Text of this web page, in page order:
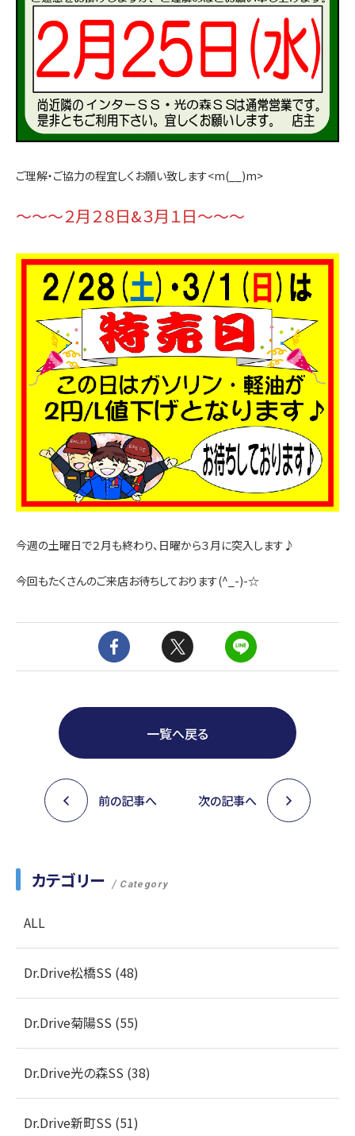
ご理解・ご協力の程宜しくお願い致します<m(__)m>
～～～２月２８日&３月１日～～～
今週の土曜日で２月も終わり、日曜から３月に突入します♪
今回もたくさんのご来店お待ちしております(^_-)-☆
一覧へ戻る
前の記事へ 次の記事へ
カテゴリー Category
ALL
Dr.Drive松橋SS (48)
Dr.Drive菊陽SS (55)
Dr.Drive光の森SS (38)
Dr.Drive新町SS (51)